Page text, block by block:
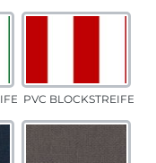
grün
PVC BLOCKSTREIFEN